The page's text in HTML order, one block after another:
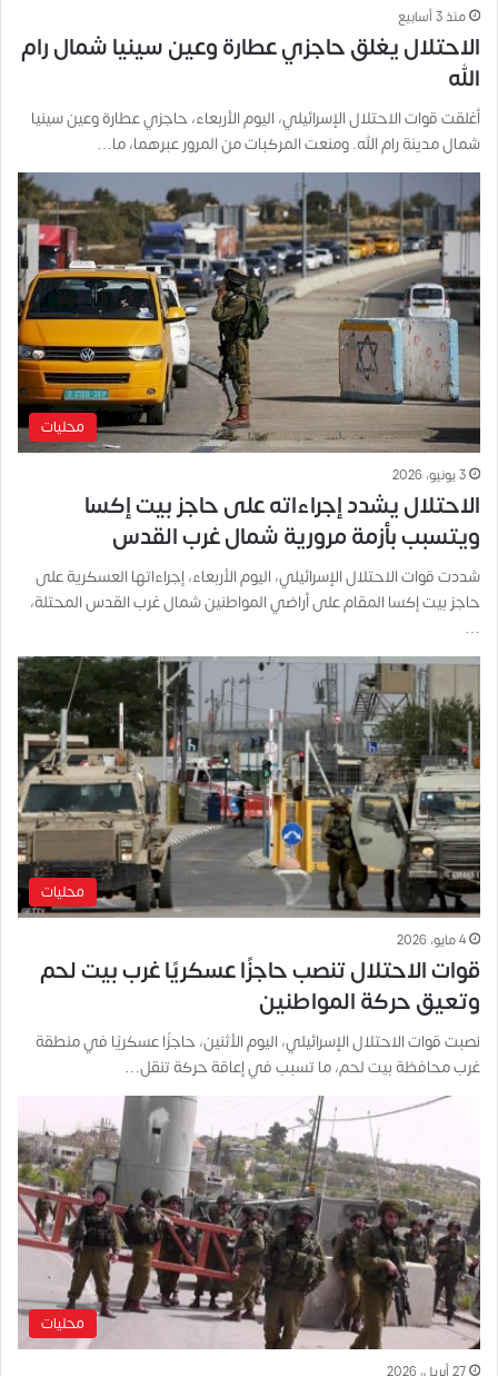
منذ 3 أسابيع
الاحتلال يغلق حاجزي عطارة وعين سينيا شمال رام
الله
أغلقت قوات الاحتلال الإسرائيلي، اليوم الأربعاء، حاجزي عطارة وعين سينيا
شمال مدينة رام الله. ومنعت المركبات من المرور عبرهما، ما…
محليات
3 يونيو، 2026
الاحتلال يشدد إجراءاته على حاجز بيت إكسا
ويتسبب بأزمة مرورية شمال غرب القدس
شددت قوات الاحتلال الإسرائيلي، اليوم الأربعاء، إجراءاتها العسكرية على
حاجز بيت إكسا المقام على أراضي المواطنين شمال غرب القدس المحتلة،
…
محليات
4 مايو، 2026
قوات الاحتلال تنصب حاجزًا عسكريًا غرب بيت لحم
وتعيق حركة المواطنين
نصبت قوات الاحتلال الإسرائيلي، اليوم الأثنين، حاجزًا عسكريًا في منطقة
غرب محافظة بيت لحم، ما تسبب في إعاقة حركة تنقل…
محليات